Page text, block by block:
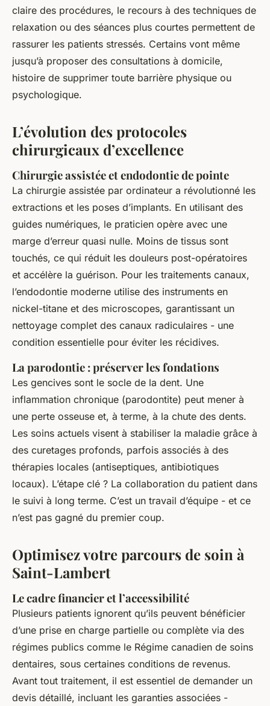
claire des procédures, le recours à des techniques de
relaxation ou des séances plus courtes permettent de
rassurer les patients stressés. Certains vont même
jusqu’à proposer des consultations à domicile,
histoire de supprimer toute barrière physique ou
psychologique.
L’évolution des protocoles
chirurgicaux d’excellence
Chirurgie assistée et endodontie de pointe
La chirurgie assistée par ordinateur a révolutionné les
extractions et les poses d’implants. En utilisant des
guides numériques, le praticien opère avec une
marge d’erreur quasi nulle. Moins de tissus sont
touchés, ce qui réduit les douleurs post-opératoires
et accélère la guérison. Pour les traitements canaux,
l’endodontie moderne utilise des instruments en
nickel-titane et des microscopes, garantissant un
nettoyage complet des canaux radiculaires - une
condition essentielle pour éviter les récidives.
La parodontie : préserver les fondations
Les gencives sont le socle de la dent. Une
inflammation chronique (parodontite) peut mener à
une perte osseuse et, à terme, à la chute des dents.
Les soins actuels visent à stabiliser la maladie grâce à
des curetages profonds, parfois associés à des
thérapies locales (antiseptiques, antibiotiques
locaux). L’étape clé ? La collaboration du patient dans
le suivi à long terme. C’est un travail d’équipe - et ce
n’est pas gagné du premier coup.
Optimisez votre parcours de soin à
Saint-Lambert
Le cadre financier et l’accessibilité
Plusieurs patients ignorent qu’ils peuvent bénéficier
d’une prise en charge partielle ou complète via des
régimes publics comme le Régime canadien de soins
dentaires, sous certaines conditions de revenus.
Avant tout traitement, il est essentiel de demander un
devis détaillé, incluant les garanties associées -